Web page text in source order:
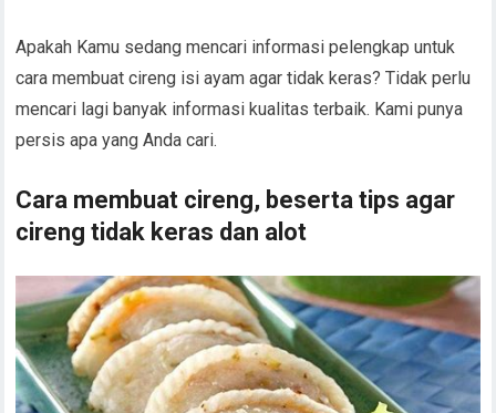
Apakah Kamu sedang mencari informasi pelengkap untuk
cara membuat cireng isi ayam agar tidak keras? Tidak perlu
mencari lagi banyak informasi kualitas terbaik. Kami punya
persis apa yang Anda cari.
Cara membuat cireng, beserta tips agar
cireng tidak keras dan alot